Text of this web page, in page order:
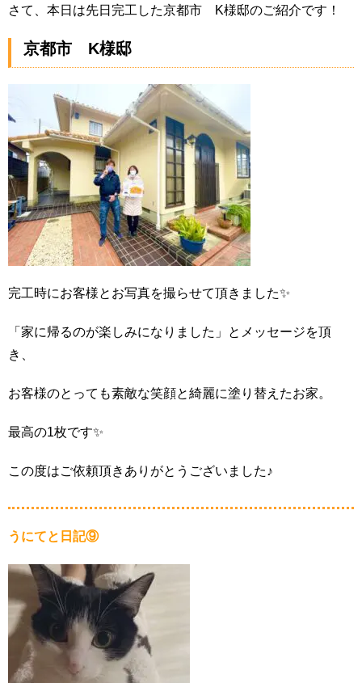
さて、本日は先日完工した京都市 K様邸のご紹介です！
京都市 K様邸
完工時にお客様とお写真を撮らせて頂きました✨
「家に帰るのが楽しみになりました」とメッセージを頂
き、
お客様のとっても素敵な笑顔と綺麗に塗り替えたお家。
最高の1枚です✨
この度はご依頼頂きありがとうございました♪
うにてと日記⑨